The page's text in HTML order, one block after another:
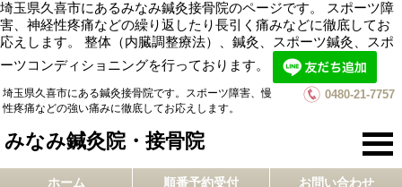
埼玉県久喜市にあるみなみ鍼灸接骨院のページです。 スポーツ障
害、神経性疼痛などの繰り返したり長引く痛みなどに徹底してお
応えします。 整体（内臓調整療法）、鍼灸、スポーツ鍼灸、スポ
ーツコンディショニングを行っております。
埼玉県久喜市にある鍼灸接骨院です。スポーツ障害、慢
性疼痛などの強い痛みに徹底してお応えします。
0480-21-7757
みなみ鍼灸院・接骨院
ホーム 順番予約受付 お問い合わせ